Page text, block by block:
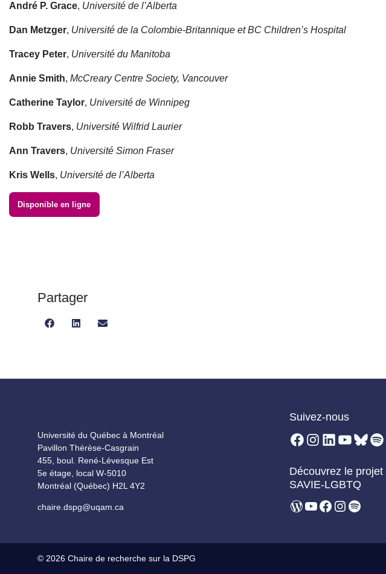
André P. Grace, Université de l’Alberta
Dan Metzger, Université de la Colombie-Britannique et BC Children’s Hospital
Tracey Peter, Université du Manitoba
Annie Smith, McCreary Centre Society, Vancouver
Catherine Taylor, Université de Winnipeg
Robb Travers, Université Wilfrid Laurier
Ann Travers, Université Simon Fraser
Kris Wells, Université de l’Alberta
Disponible en ligne
Partager
Share
ShareShare
Université du Québec à Montréal
Pavillon Thérèse-Casgrain
455, boul. René-Lévesque Est
5e étage, local W-5010
Montréal (Québec) H2L 4Y2
chaire.dspg@uqam.ca
Suivez-nous
Facebook
Instagram
LinkedIn
Découvrez le
SAVIE-LGBTQ
WordPress
YouTube
Facebook
Spotify
© 2026 Chaire de recherche sur la DSPG